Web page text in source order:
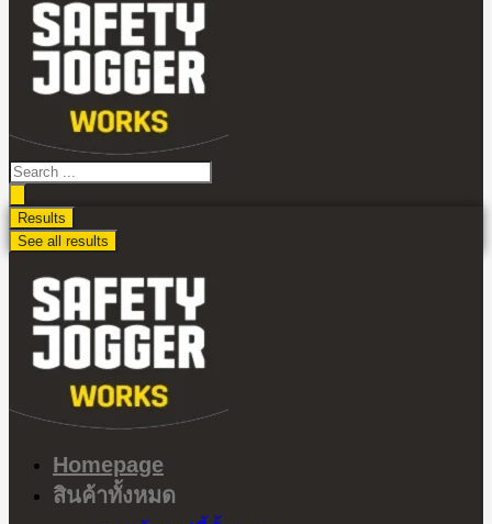
เนื้อหา
Search
...
Results
See all results
Homepage
สินค้าทั้งหมด